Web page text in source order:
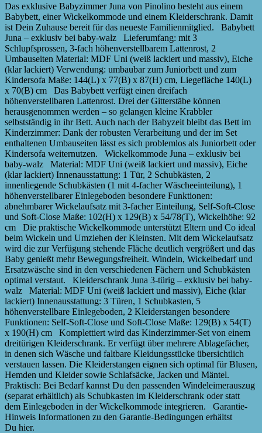
Das exklusive Babyzimmer Juna von Pinolino besteht aus einem
Babybett, einer Wickelkommode und einem Kleiderschrank. Damit
ist Dein Zuhause bereit für das neueste Familienmitglied. Babybett
Juna – exklusiv bei baby-walz Lieferumfang: mit 3
Schlupfsprossen, 3-fach höhenverstellbarem Lattenrost, 2
Umbauseiten Material: MDF Uni (weiß lackiert und massiv), Eiche
(klar lackiert) Verwendung: umbaubar zum Juniorbett und zum
Kindersofa Maße: 144(L) x 77(B) x 87(H) cm, Liegefläche 140(L)
x 70(B) cm Das Babybett verfügt einen dreifach
höhenverstellbaren Lattenrost. Drei der Gitterstäbe können
herausgenommen werden – so gelangen kleine Krabbler
selbstständig in ihr Bett. Auch nach der Babyzeit bleibt das Bett im
Kinderzimmer: Dank der robusten Verarbeitung und der im Set
enthaltenen Umbauseiten lässt es sich problemlos als Juniorbett oder
Kindersofa weiternutzen. Wickelkommode Juna – exklusiv bei
baby-walz Material: MDF Uni (weiß lackiert und massiv), Eiche
(klar lackiert) Innenausstattung: 1 Tür, 2 Schubkästen, 2
innenliegende Schubkästen (1 mit 4-facher Wäscheeinteilung), 1
höhenverstellbarer Einlegeboden besondere Funktionen:
abnehmbarer Wickelaufsatz mit 3-facher Einteilung, Self-Soft-Close
und Soft-Close Maße: 102(H) x 129(B) x 54/78(T), Wickelhöhe: 92
cm Die praktische Wickelkommode unterstützt Eltern und Co ideal
beim Wickeln und Umziehen der Kleinsten. Mit dem Wickelaufsatz
wird die zur Verfügung stehende Fläche deutlich vergrößert und das
Baby genießt mehr Bewegungsfreiheit. Windeln, Wickelbedarf und
Ersatzwäsche sind in den verschiedenen Fächern und Schubkästen
optimal verstaut. Kleiderschrank Juna 3-türig – exklusiv bei baby-
walz Material: MDF Uni (weiß lackiert und massiv), Eiche (klar
lackiert) Innenausstattung: 3 Türen, 1 Schubkasten, 5
höhenverstellbare Einlegeboden, 2 Kleiderstangen besondere
Funktionen: Self-Soft-Close und Soft-Close Maße: 129(B) x 54(T)
x 190(H) cm Komplettiert wird das Kinderzimmer-Set von einem
dreitürigen Kleiderschrank. Er verfügt über mehrere Ablagefächer,
in denen sich Wäsche und faltbare Kleidungsstücke übersichtlich
verstauen lassen. Die Kleiderstangen eignen sich optimal für Blusen,
Hemden und Kleider sowie Schlafsäcke, Jacken und Mäntel.
Praktisch: Bei Bedarf kannst Du den passenden Windeleimerauszug
(separat erhältlich) als Schubkasten im Kleiderschrank oder statt
dem Einlegeboden in der Wickelkommode integrieren. Garantie-
Hinweis Informationen zu den Garantie-Bedingungen erhältst
Du hier.